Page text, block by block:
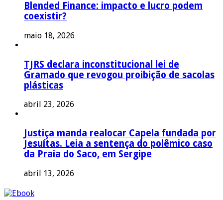
Blended Finance: impacto e lucro podem
coexistir?
maio 18, 2026
TJRS declara inconstitucional lei de
Gramado que revogou proibição de sacolas
plásticas
abril 23, 2026
Justiça manda realocar Capela fundada por
Jesuítas. Leia a sentença do polêmico caso
da Praia do Saco, em Sergipe
abril 13, 2026